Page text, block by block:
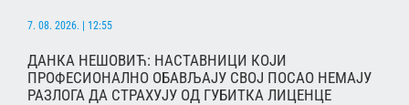
7. 08. 2026. | 12:55
ДАНКА НЕШОВИЋ: НАСТАВНИЦИ КОЈИ
ПРОФЕСИОНАЛНО ОБАВЉАЈУ СВОЈ ПОСАО НЕМАЈУ
РАЗЛОГА ДА СТРАХУЈУ ОД ГУБИТКА ЛИЦЕНЦЕ